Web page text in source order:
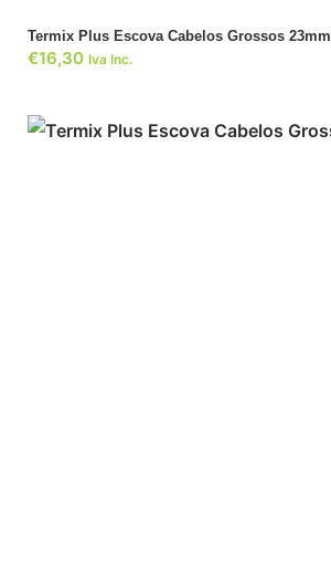
Termix Plus Escova Cabelos Grossos 23mm
€16,30 Iva Inc.